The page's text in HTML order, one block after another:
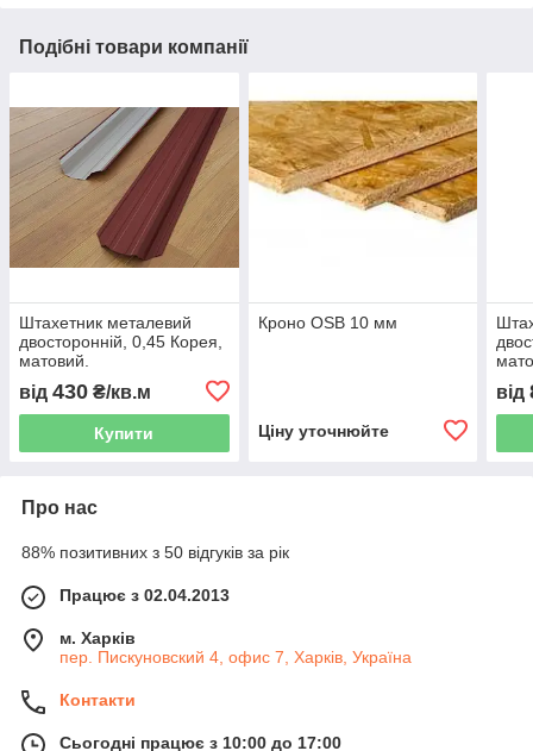
Подібні товари компанії
Штахетник металевий
двосторонній, 0,45 Корея,
матовий.
від 430 ₴/кв.м
Купити
Кроно OSB 10 мм
Ціну уточнюйте
від
Про нас
88% позитивних з 50 відгуків за рік
Працює з 02.04.2013
м. Харків
пер. Пискуновский 4, офис 7, Харків, Україна
Контакти
Сьогодні працює з 10:00 до 17:00